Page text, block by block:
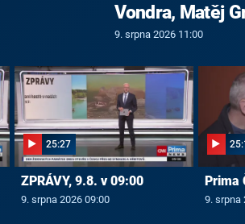
Vondra, Matěj
9. srpna 2026 11:00
25:27
ZPRÁVY, 9.8. v 09:00
9. srpna 2026 09:00
Prima
9. srpna